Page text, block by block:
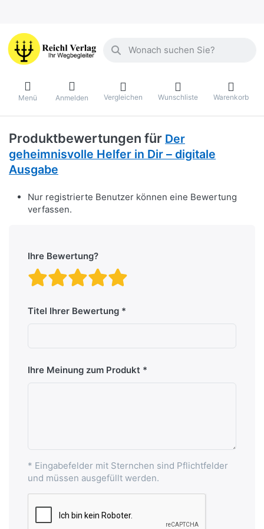
Geben Sie einen Suchbegriff ein.
Menü Anmelden Vergleichen Wunschliste Warenkorb
Produktbewertungen für Der
geheimnisvolle Helfer in Dir – digitale
Ausgabe
Nur registrierte Benutzer können eine Bewertung
verfassen.
Ihre Bewertung?
Bewertung: 4 von
Bewertung: 3 von 5
Bewertung: 2 von 5
Bewertung: 1 von 5
Titel Ihrer Bewertung
Ihre Meinung zum Produkt
* Eingabefelder mit Sternchen sind Pflichtfelder
und müssen ausgefüllt werden.